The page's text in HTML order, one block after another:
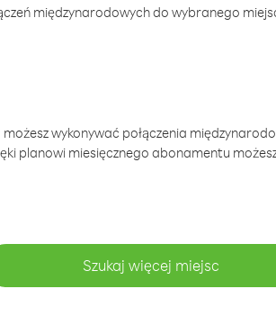
międzynarodowych do wybranego
wykonywać połączenia
planowi miesięcznego abonamentu
Szukaj więcej miejsc